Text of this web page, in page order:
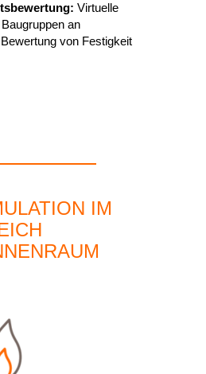
Virtuelle
an
von Festigkeit
IM